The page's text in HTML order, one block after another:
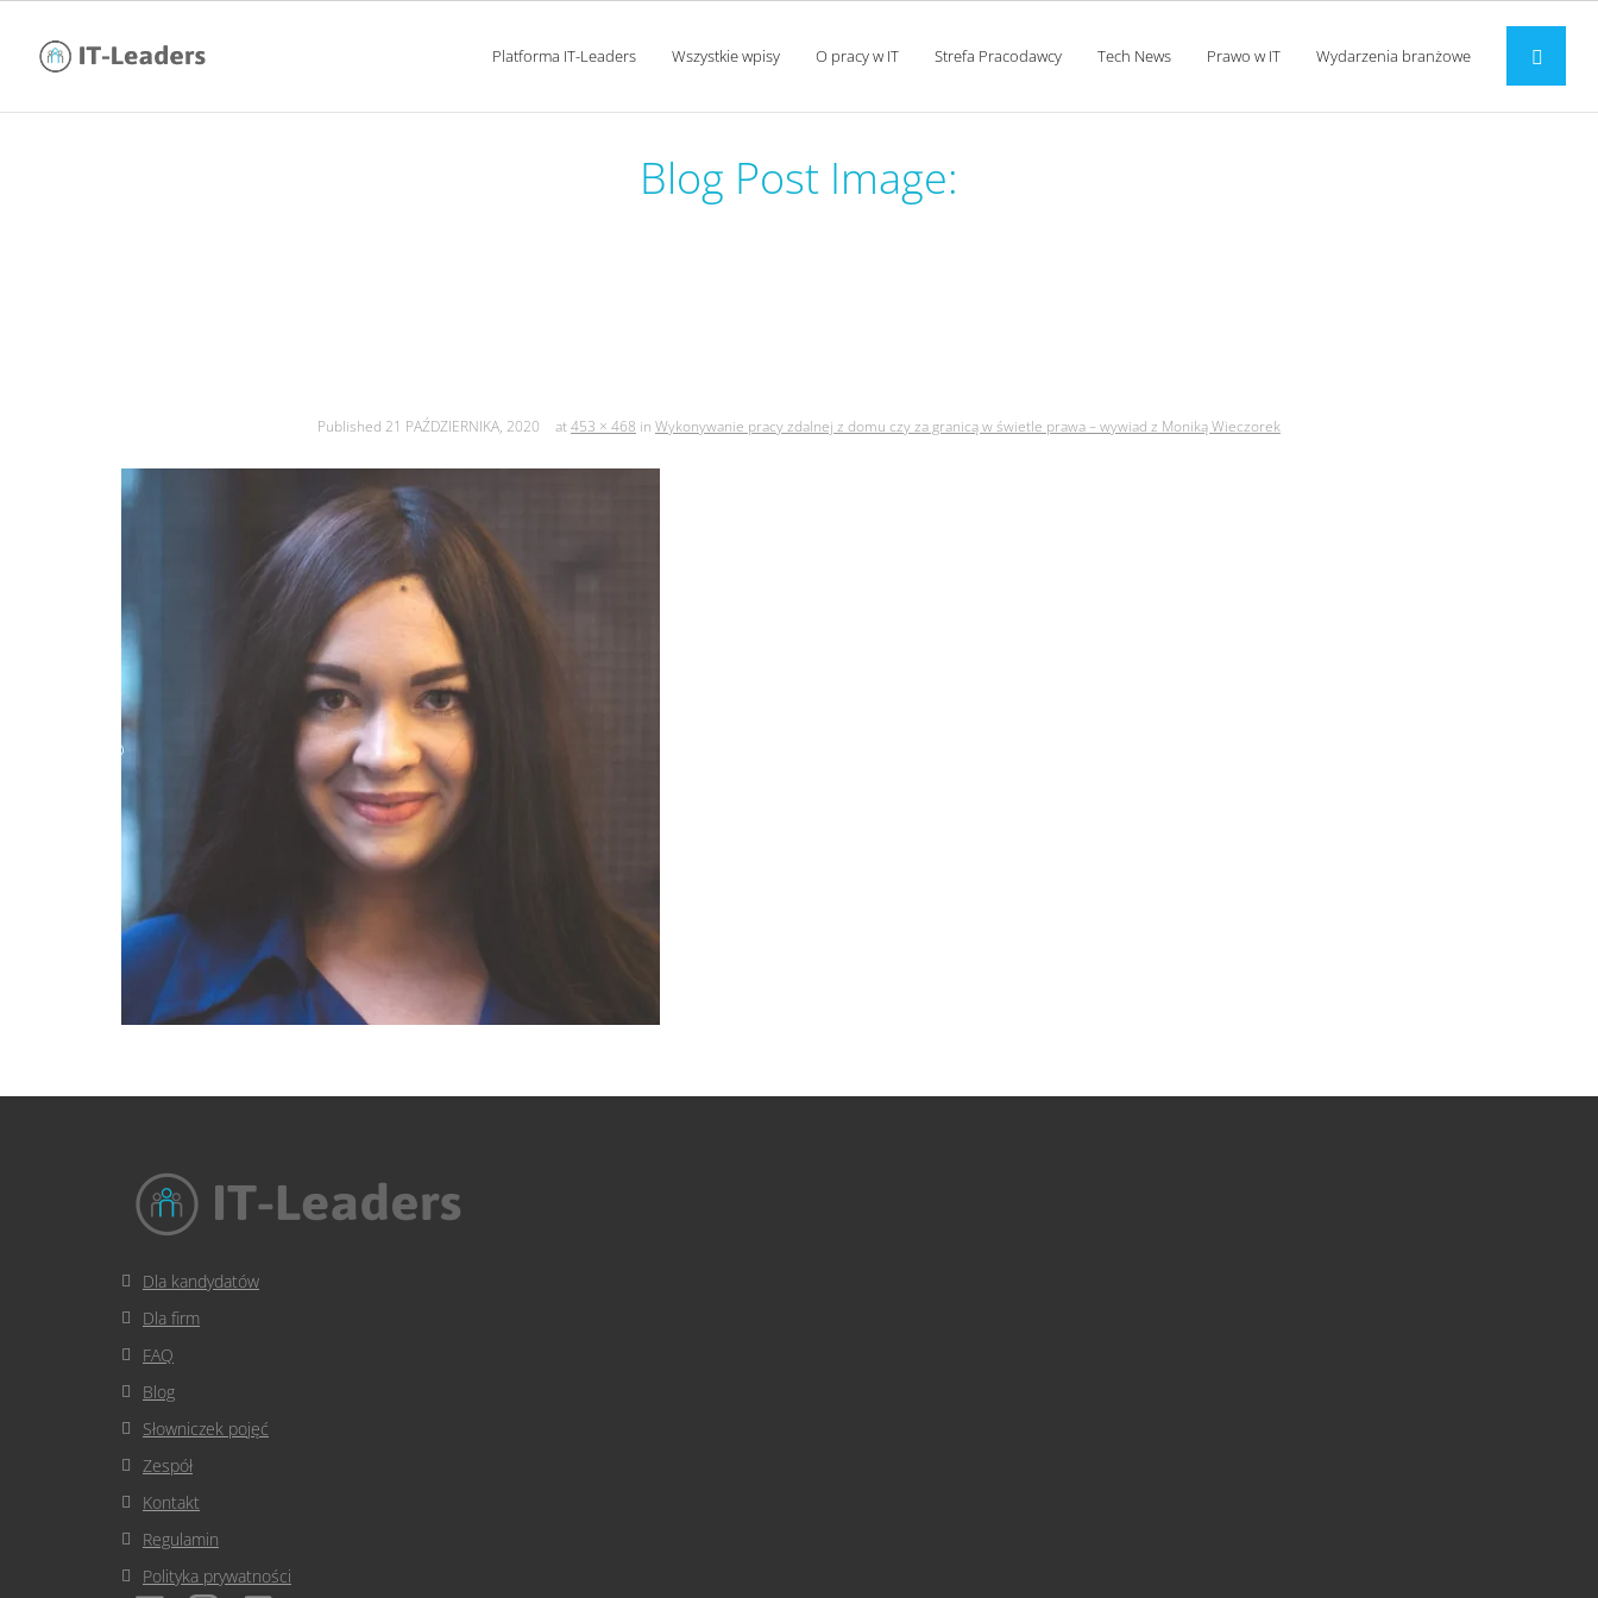
Platforma IT-Leaders Wszystkie wpisy O pracy w IT Strefa Pracodawcy Tech News Prawo w IT Wydarzenia branżowe
Blog Post Image:
Published 21 PAŹDZIERNIKA, 2020 at453 × 468 in Wykonywanie pracy zdalnej z domu czy za granicą w świetle prawa – wywiad z Moniką Wieczorek
Dla kandydatów
Dla firm
FAQ
Blog
Słowniczek pojęć
Zespół
Kontakt
Regulamin
Polityka prywatności